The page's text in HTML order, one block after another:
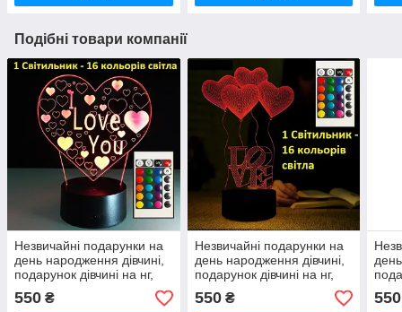
Подібні товари компанії
Незвичайні подарунки на
день народження дівчині,
подарунок дівчині на нг,
подарунок на новий рік
жінці
550 ₴
Незвичайні подарунки на
день народження дівчині,
подарунок дівчині на нг,
подарунок на новий рік
жінці
550₴
жінці
550